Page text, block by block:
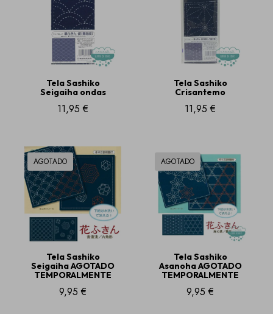
Tela Sashiko
Seigaiha ondas
11,95 €
Tela Sashiko
Crisantemo
11,95 €
AGOTADO
Tela Sashiko
Seigaiha AGOTADO
TEMPORALMENTE
9,95 €
AGOTADO
Tela Sashiko
Asanoha AGOTADO
TEMPORALMENTE
9,95 €